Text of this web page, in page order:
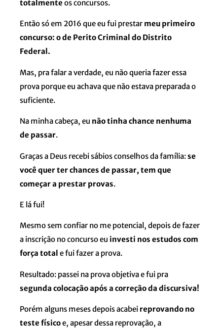
totalmente os concursos.
Então só em 2016 que eu fui prestar meu primeiro
concurso: o de Perito Criminal do Distrito
Federal.
Mas, pra falar a verdade, eu não queria fazer essa
prova porque eu achava que não estava preparada o
suficiente.
Na minha cabeça, eu não tinha chance nenhuma
de passar.
Graças a Deus recebi sábios conselhos da família:se
você quer ter chances de passar, tem que
começar a prestar provas.
E lá fui!
Mesmo sem confiar no me potencial, depois de fazer
a inscrição no concurso eu investi nos estudos com
força total e fui fazer a prova.
Resultado: passei na prova objetiva e fui pra
segunda colocação após a correção da discursiva!
Porém alguns meses depois acabei reprovando no
teste físicoe, apesar dessa reprovação, a